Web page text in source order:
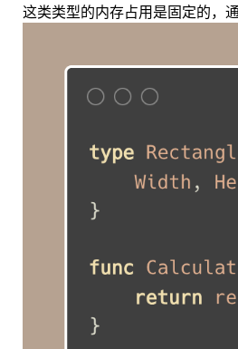
这类类型的内存占用是固定的，